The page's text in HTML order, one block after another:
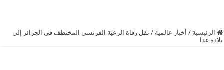
الرئيسية / أخبار عالمية / نقل رفاة الرعية الفرنسى المختطف فى الجزائر إلى
بلاده غدا